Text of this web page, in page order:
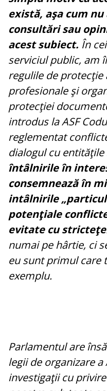
există, aşa cum
consultări sau
acest subiect. În
serviciul public, am
regulile de
profesionale şi
protecţiei
introdus la ASF
reglementat
dialogul cu entităţile
întâlnirile în
consemnează în
intâlnirile
potenţiale
evitate cu stricteţe
numai pe hârtie, ci
eu sunt primul care
exemplu.
Parlamentul are
legii de organizare a
investigaţii cu